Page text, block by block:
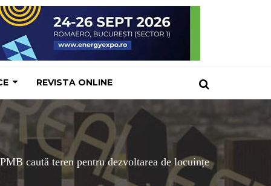
REVISTA ONLINE
caută teren pentru dezvoltarea de locuințe